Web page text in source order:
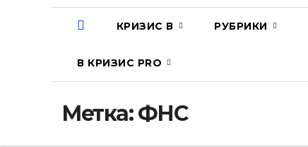
КРИЗИС В РУБРИКИ
В КРИЗИС PRO
Метка:ФНС